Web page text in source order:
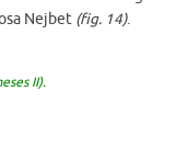
Nejbet (fig. 14).
II).